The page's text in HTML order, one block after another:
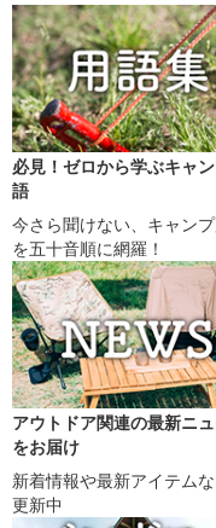
必見！ゼロから学ぶキャ
語
今さら聞けない、キャン
を五十音順に網羅！
アウトドア関連の最新ニ
をお届け
新着情報や最新アイテム
更新中